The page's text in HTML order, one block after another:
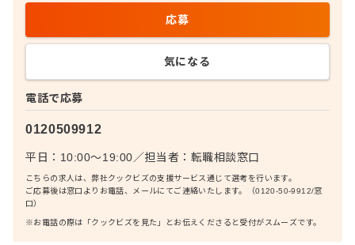
電話で応募
0120509912
平日：10:00〜19:00／担当者： 転職相談窓口
こちらの求人は、弊社クックビズの支援サービス通じて選考を行います。
ご応募後は窓口よりお電話、メールにてご連絡いたします。（0120-50-9912/窓
口）
※お電話の際は「クックビズを見た」とお伝えくださると受付がスムーズです。
応募
気になる